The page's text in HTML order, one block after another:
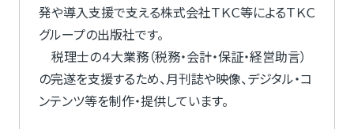
発や導入支援で支える株式会社ＴＫＣ等によるＴＫＣ
グループの出版社です。
税理士の４大業務（税務・会計・保証・経営助言）
の完遂を支援するため、月刊誌や映像、デジタル・コ
ンテンツ等を制作・提供しています。